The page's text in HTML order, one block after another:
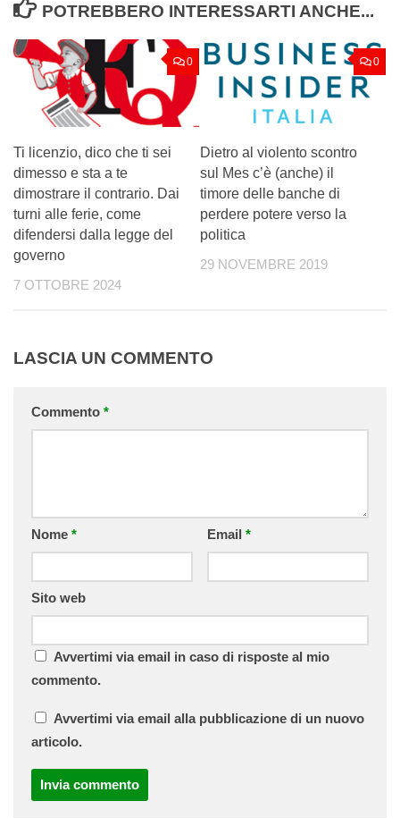
POTREBBERO INTERESSARTI ANCHE...
0
Ti licenzio, dico che ti sei
dimesso e sta a te
dimostrare il contrario. Dai
turni alle ferie, come
difendersi dalla legge del
governo
7 OTTOBRE 2024
0
Dietro al violento scontro
sul Mes c’è (anche) il
timore delle banche di
perdere potere verso la
politica
29 NOVEMBRE 2019
LASCIA UN COMMENTO
Commento *
Nome * Email *
Sito web
Avvertimi via email in caso di risposte al mio
commento.
Avvertimi via email alla pubblicazione di un nuovo
articolo.